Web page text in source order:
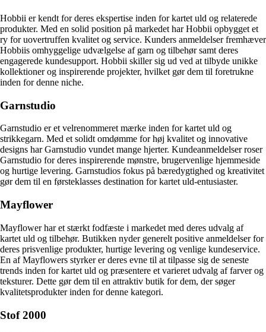
Hobbii er kendt for deres ekspertise inden for kartet uld og relaterede
produkter. Med en solid position på markedet har Hobbii opbygget et
ry for uovertruffen kvalitet og service. Kunders anmeldelser fremhæver
Hobbiis omhyggelige udvælgelse af garn og tilbehør samt deres
engagerede kundesupport. Hobbii skiller sig ud ved at tilbyde unikke
kollektioner og inspirerende projekter, hvilket gør dem til foretrukne
inden for denne niche.
Garnstudio
Garnstudio er et velrenommeret mærke inden for kartet uld og
strikkegarn. Med et solidt omdømme for høj kvalitet og innovative
designs har Garnstudio vundet mange hjerter. Kundeanmeldelser roser
Garnstudio for deres inspirerende mønstre, brugervenlige hjemmeside
og hurtige levering. Garnstudios fokus på bæredygtighed og kreativitet
gør dem til en førsteklasses destination for kartet uld-entusiaster.
Mayflower
Mayflower har et stærkt fodfæste i markedet med deres udvalg af
kartet uld og tilbehør. Butikken nyder generelt positive anmeldelser for
deres prisvenlige produkter, hurtige levering og venlige kundeservice.
En af Mayflowers styrker er deres evne til at tilpasse sig de seneste
trends inden for kartet uld og præsentere et varieret udvalg af farver og
teksturer. Dette gør dem til en attraktiv butik for dem, der søger
kvalitetsprodukter inden for denne kategori.
Stof 2000